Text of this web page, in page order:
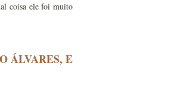
coisa ele foi muito
ÁLVARES, E